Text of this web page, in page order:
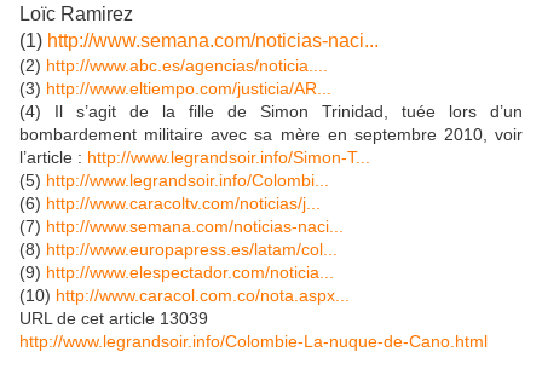
Loïc Ramirez
(1) http://www.semana.com/noticias-naci...
(2) http://www.abc.es/agencias/noticia....
(3) http://www.eltiempo.com/justicia/AR...
(4) Il s’agit de la fille de Simon Trinidad, tuée lors d’un
bombardement militaire avec sa mère en septembre 2010, voir
l’article : http://www.legrandsoir.info/Simon-T...
(5) http://www.legrandsoir.info/Colombi...
(6) http://www.caracoltv.com/noticias/j...
(7) http://www.semana.com/noticias-naci...
(8) http://www.europapress.es/latam/col...
(9) http://www.elespectador.com/noticia...
(10) http://www.caracol.com.co/nota.aspx...
URL de cet article 13039
http://www.legrandsoir.info/Colombie-La-nuque-de-Cano.html